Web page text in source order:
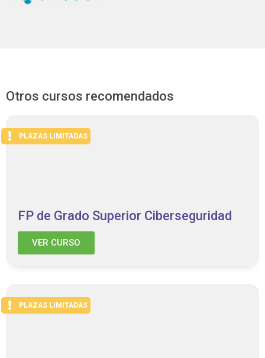
Otros cursos recomendados
PLAZAS LIMITADAS
FP de Grado Superior Ciberseguridad
VER CURSO
PLAZAS LIMITADAS